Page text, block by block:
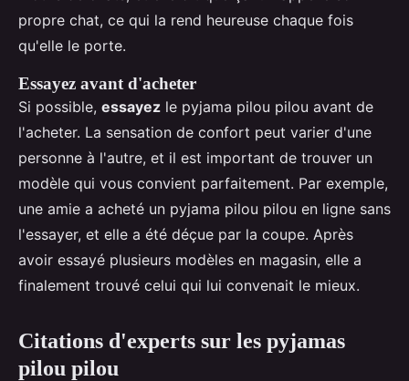
propre chat, ce qui la rend heureuse chaque fois
qu'elle le porte.
Essayez avant d'acheter
Si possible, essayez le pyjama pilou pilou avant de
l'acheter. La sensation de confort peut varier d'une
personne à l'autre, et il est important de trouver un
modèle qui vous convient parfaitement. Par exemple,
une amie a acheté un pyjama pilou pilou en ligne sans
l'essayer, et elle a été déçue par la coupe. Après
avoir essayé plusieurs modèles en magasin, elle a
finalement trouvé celui qui lui convenait le mieux.
Citations d'experts sur les pyjamas
pilou pilou